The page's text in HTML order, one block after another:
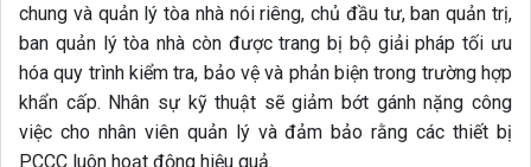
Danh mục: BLOG Cẩm nang tòa nhà
Bài viết cùng chủ đề: